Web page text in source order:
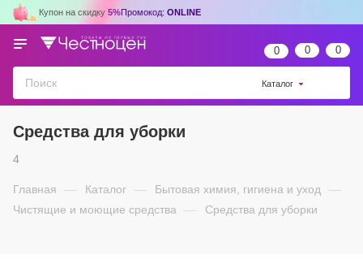
Купон на скидку 5%Промокод: ONLINE
0 0 0
Каталог
Средства для уборки
4
Главная — Каталог — Бытовая химия, гигиена и уход —
Чистящие и моющие средства — Средства для уборки